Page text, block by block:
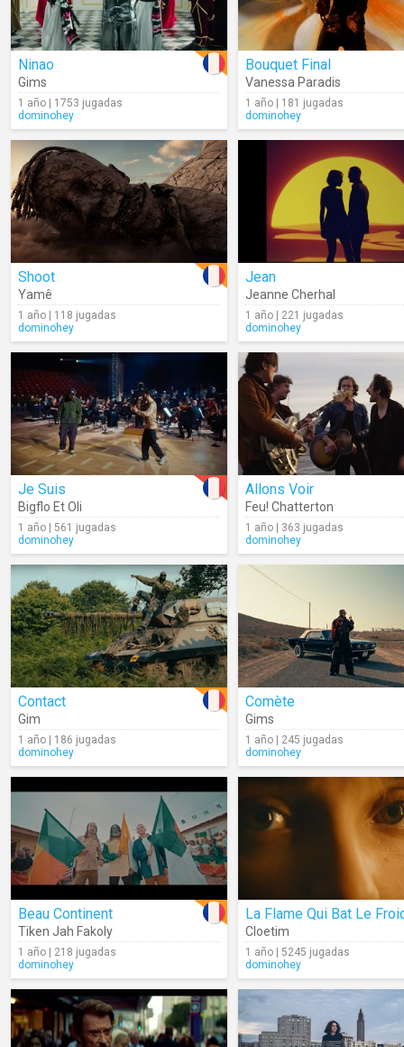
Ninao
Gims
1 año | 1753 jugadas
dominohey
Bouquet Final
Vanessa Paradis
1 año | 181 jugadas
dominohey
Shoot
Yamê
1 año | 118 jugadas
dominohey
Jean
Jeanne Cherhal
1 año | 221 jugadas
dominohey
Je Suis
Bigflo Et Oli
1 año | 561 jugadas
dominohey
Allons Voir
Feu! Chatterton
1 año | 363 jugadas
dominohey
Contact
Gim
1 año | 186 jugadas
dominohey
Comète
Gims
1 año | 245 jugadas
dominohey
Beau Continent
Tiken Jah Fakoly
1 año | 218 jugadas
dominohey
La Flame Qui Bat Le
Cloetim
1 año | 5245 jugadas
dominohey